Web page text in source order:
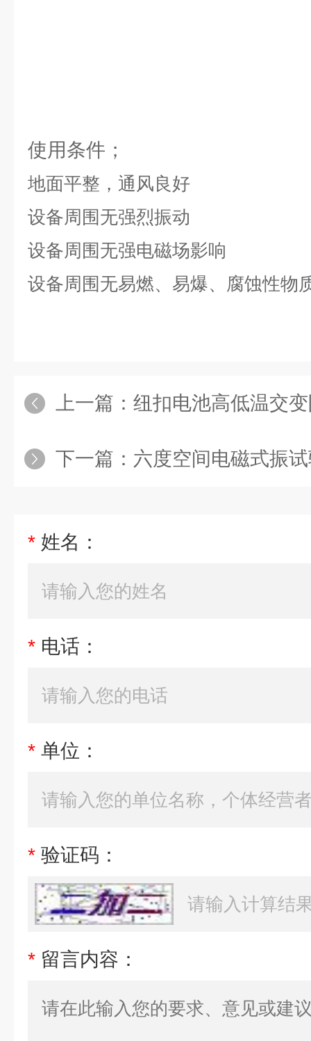
使用条件；
地面平整，通风良好
设备周围无强烈振动
设备周围无强电磁场影响
设备周围无易燃、易爆、腐蚀性物
上一篇： 纽扣电池高低温交
下一篇： 六度空间电磁式振
* 姓名：
* 电话：
* 单位：
* 验证码：
* 留言内容：